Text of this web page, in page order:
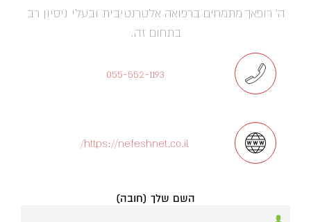
ה' רופאך מתמחים ברפואה אלטרנטיבית ובעלי ניסיון רב
בתחום זה.
055-552-1193
https://nefeshnet.co.il/
השם שלך (חובה)